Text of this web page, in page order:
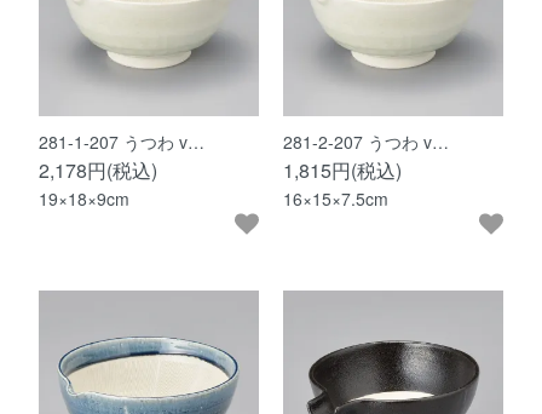
281-1-207 うつわ v…
2,178円(税込)
19×18×9cm
281-2-207 うつわ v…
1,815円(税込)
16×15×7.5cm